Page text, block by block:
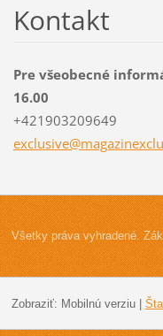
Kontakt
Pre všeobecné
16.00
+421903209649
exclusive@magazi
Všetky práva vyhradené.
Zobraziť: Mobilnú verziu|